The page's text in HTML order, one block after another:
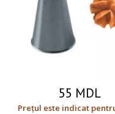
55 MDL
Prețul este indicat